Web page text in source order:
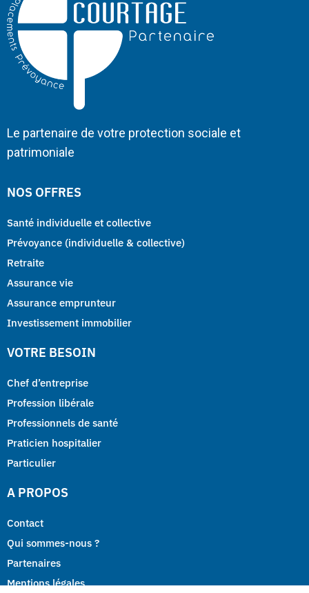
Le partenaire de votre protection sociale et
patrimoniale
NOS OFFRES
Santé individuelle et collective
Prévoyance (individuelle & collective)
Retraite
Assurance vie
Assurance emprunteur
Investissement immobilier
VOTRE BESOIN
Chef d’entreprise
Profession libérale
Professionnels de santé
Praticien hospitalier
Particulier
A PROPOS
Contact
Qui sommes-nous ?
Partenaires
Mentions légales